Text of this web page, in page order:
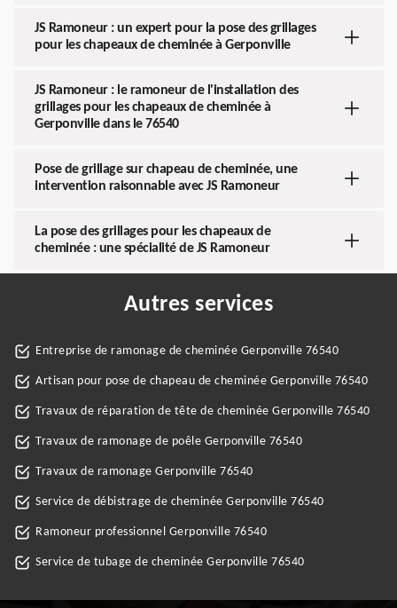
JS Ramoneur : un expert pour la pose des grillages
pour les chapeaux de cheminée à Gerponville
JS Ramoneur : le ramoneur de l'installation des
grillages pour les chapeaux de cheminée à
Gerponville dans le 76540
Pose de grillage sur chapeau de cheminée, une
intervention raisonnable avec JS Ramoneur
La pose des grillages pour les chapeaux de
cheminée : une spécialité de JS Ramoneur
Autres services
Entreprise de ramonage de cheminée Gerponville 76540
Artisan pour pose de chapeau de cheminée Gerponville 76540
Travaux de réparation de tête de cheminée Gerponville 76540
Travaux de ramonage de poêle Gerponville 76540
Travaux de ramonage Gerponville 76540
Service de débistrage de cheminée Gerponville 76540
Ramoneur professionnel Gerponville 76540
Service de tubage de cheminée Gerponville 76540